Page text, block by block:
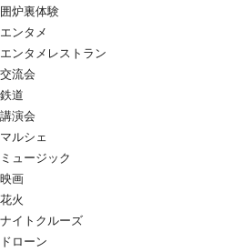
囲炉裏体験
エンタメ
エンタメレストラン
交流会
鉄道
講演会
マルシェ
ミュージック
映画
花火
ナイトクルーズ
ドローン